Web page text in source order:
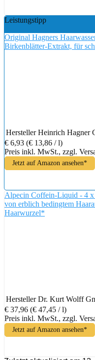
Leistungstipp
Original Hagners
Birkenblätter-Extrakt, für
Hersteller Heinrich Hagner
€ 6,93 (€ 13,86 / l)
Preis inkl. MwSt., zzgl.
Jetzt auf Amazon ansehen*
Alpecin Coffein-Liquid - 4 x
von erblich bedingtem
Haarwurzel*
Hersteller Dr. Kurt Wolff
€ 37,96 (€ 47,45 / l)
Preis inkl. MwSt., zzgl.
Jetzt auf Amazon ansehen*